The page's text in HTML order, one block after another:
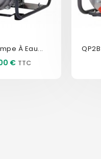
À Eau...
€